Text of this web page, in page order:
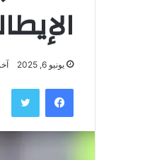
يونيو 6, 2025
فيسبوك تويتر